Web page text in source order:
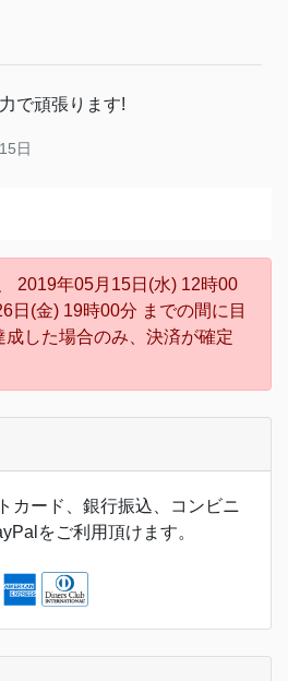
で頑張ります!
日
2019年05月15日(水) 12時00
日(金) 19時00分 までの間に目
した場合のみ、決済が確定
カード、銀行振込、コンビニ
をご利用頂けます。